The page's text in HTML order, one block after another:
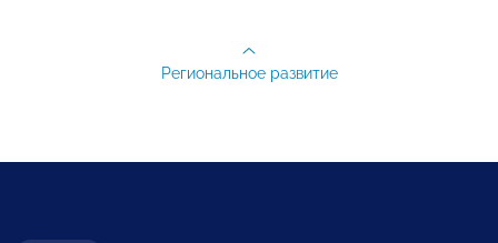
Региональное развитие